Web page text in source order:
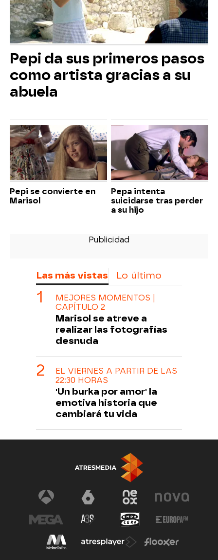
Pepi da sus primeros pasos
como artista gracias a su
abuela
Pepi se convierte en
Marisol
Pepa intenta
suicidarse tras perder
a su hijo
Las más vistas Lo último
MEJORES MOMENTOS |
CAPÍTULO 2
Marisol se atreve a
realizar las fotografías
desnuda
EL VIERNES A PARTIR DE LAS
22:30 HORAS
'Un burka por amor' la
emotiva historia que
cambiará tu vida